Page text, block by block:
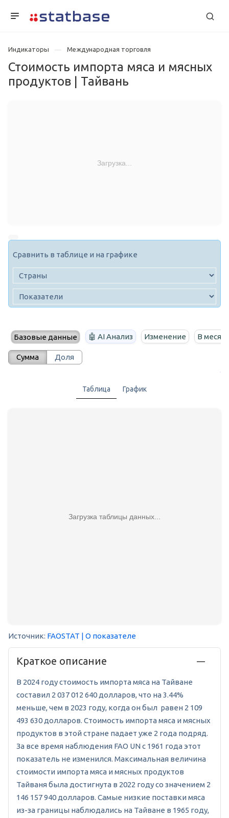
Индикаторы Международная торговля
Стоимость импорта мяса и мясных
продуктов | Тайвань
Загрузка...
Сравнить в таблице и на графике
Базовые данные 🤖 AI Анализ Изменение В месяц
Сумма Доля
Таблица График
Загрузка таблицы данных...
Источник: FAOSTAT | О показателе
Краткое описание
В 2024 году стоимость импорта мяса на Тайване
составил 2 037 012 640 долларов, что на 3.44%
меньше, чем в 2023 году, когда он был равен 2 109
493 630 долларов. Стоимость импорта мяса и мясных
продуктов в этой стране падает уже 2 года подряд.
За все время наблюдения FAO UN с 1961 года этот
показатель не изменился. Максимальная величина
стоимости импорта мяса и мясных продуктов
Тайваня была достигнута в 2022 году со значением 2
146 157 940 долларов. Самые низкие поставки мяса
из-за границы наблюдались на Тайване в 1965 году,